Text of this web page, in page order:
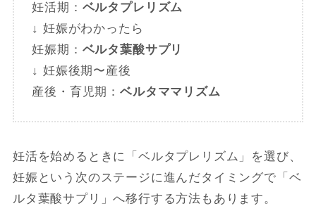
妊活期： ベルタプレリズム
↓ 妊娠がわかったら
妊娠期： ベルタ葉酸サプリ
↓ 妊娠後期〜産後
産後・育児期：ベルタママリズム
妊活を始めるときに「ベルタプレリズム」を選び、
妊娠という次のステージに進んだタイミングで「ベ
ルタ葉酸サプリ」へ移行する方法もあります。